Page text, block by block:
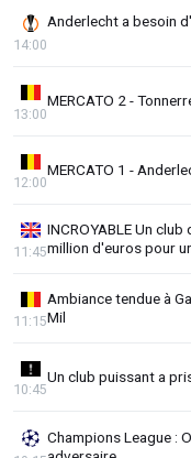
Anderlecht a besoin
14:00
MERCATO 2 -
13:00
MERCATO 1 -
12:00
INCROYABLE Un
million d'euros pour
11:45
Ambiance tendue à
Mil
11:15
Un club puissant a
10:45
Champions League :